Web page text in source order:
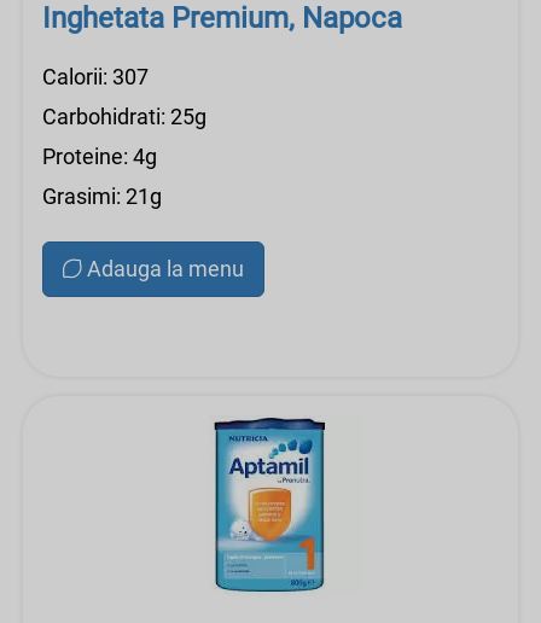
Inghetata Premium, Napoca
Calorii: 307
Carbohidrati: 25g
Proteine: 4g
Grasimi: 21g
Adauga la menu